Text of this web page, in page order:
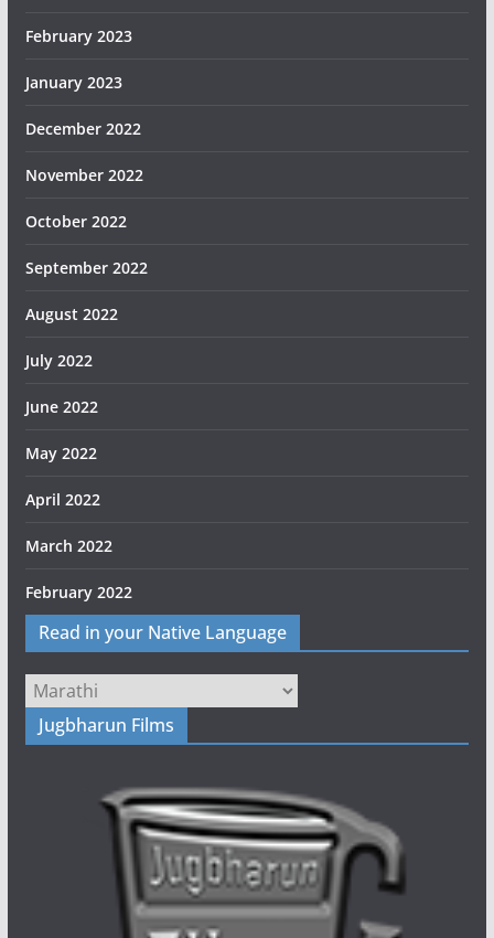
February 2023
January 2023
December 2022
November 2022
October 2022
September 2022
August 2022
July 2022
June 2022
May 2022
April 2022
March 2022
February 2022
Read in your Native Language
Jugbharun Films